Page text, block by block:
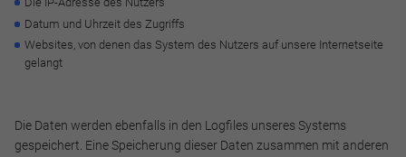
Datum und Uhrzeit des Zugriffs
Websites, von denen das System des Nutzers auf unsere Internetseite
gelangt
Die Daten werden ebenfalls in den Logfiles unseres Systems
gespeichert. Eine Speicherung dieser Daten zusammen mit anderen